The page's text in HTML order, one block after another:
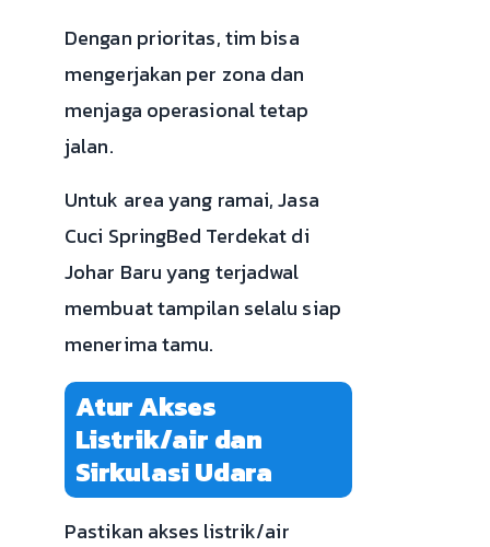
Dengan prioritas, tim bisa
mengerjakan per zona dan
menjaga operasional tetap
jalan.
Untuk area yang ramai, Jasa
Cuci SpringBed Terdekat di
Johar Baru yang terjadwal
membuat tampilan selalu siap
menerima tamu.
Atur Akses
Listrik/air dan
Sirkulasi Udara
Pastikan akses listrik/air